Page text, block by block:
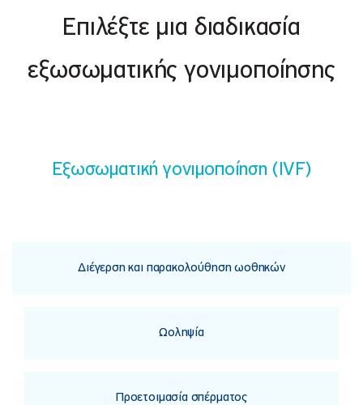
Επιλέξτε μια διαδικασία
εξωσωματικής γονιμοποίησης
Εξωσωματική γονιμοποίηση (IVF)
Διέγερση και παρακολούθηση ωοθηκών
Ωοληψία
Προετοιμασία σπέρματος